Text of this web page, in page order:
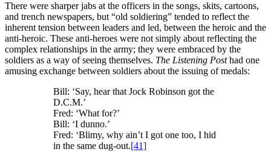
There were sharper jabs at the officers in the songs, skits, cartoons,
and trench newspapers, but “old soldiering” tended to reflect the
inherent tension between leaders and led, between the heroic and the
anti-heroic. These anti-heroes were not simply about reflecting the
complex relationships in the army; they were embraced by the
soldiers as a way of seeing themselves. The Listening Posthad one
amusing exchange between soldiers about the issuing of medals:
Bill: ‘Say, hear that Jock Robinson got the
D.C.M.’
Fred: ‘What for?’
Bill: ‘I dunno.’
Fred: ‘Blimy, why ain’t I got one too, I hid
in the same dug-out.[41]